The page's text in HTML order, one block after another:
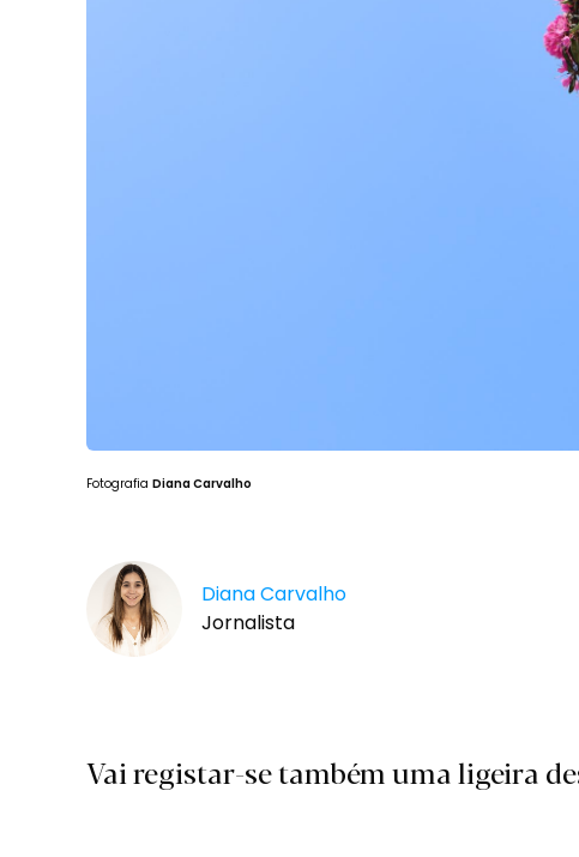
Fotografia Diana Carvalho
Diana Carvalho
Jornalista
Vai registar-se também uma ligeira